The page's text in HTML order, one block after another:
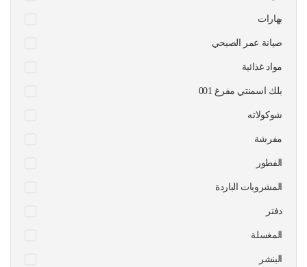
بهارات
صيانة عمر الصبحي
مواد غذائية
بلك اسمنتي مفرغ 001
شوكولاته
مفرشة
الفطور
المشروبات الباردة
دفتر
المغسلة
البنشر